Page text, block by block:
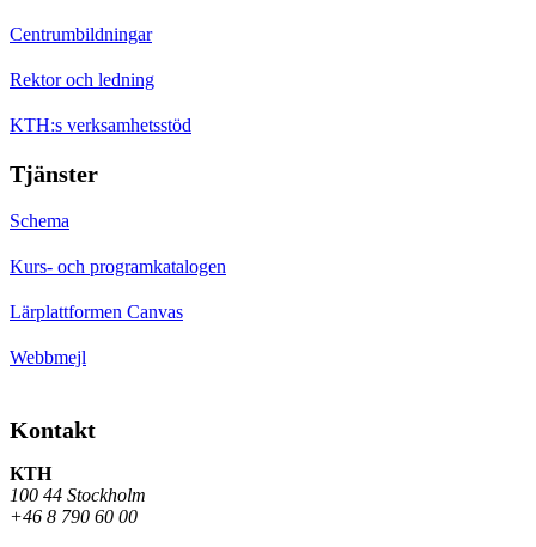
Centrumbildningar
Rektor och ledning
KTH:s verksamhetsstöd
Tjänster
Schema
Kurs- och programkatalogen
Lärplattformen Canvas
Webbmejl
Kontakt
KTH
100 44 Stockholm
+46 8 790 60 00